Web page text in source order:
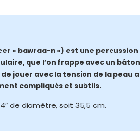
« bawraa-n ») est une
que l’on frappe avec un
jouer avec la tension de la peau
compliqués et subtils.
de diamètre, soit 35,5 cm.